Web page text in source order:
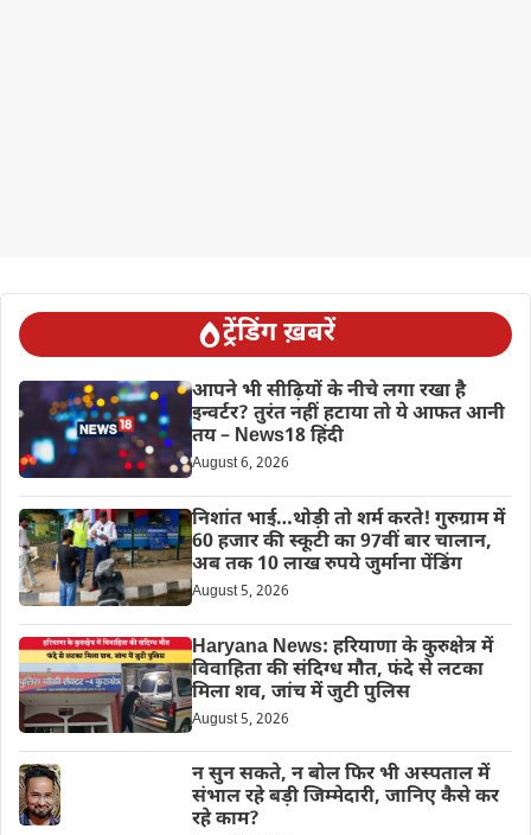
ट्रेंडिंग ख़बरें
आपने भी सीढ़ियों के नीचे लगा रखा है
इन्वर्टर? तुरंत नहीं हटाया तो ये आफत आनी
तय – News18 हिंदी
August 6, 2026
निशांत भाई…थोड़ी तो शर्म करते! गुरुग्राम में
60 हजार की स्कूटी का 97वीं बार चालान,
अब तक 10 लाख रुपये जुर्माना पेंडिंग
August 5, 2026
Haryana News: हरियाणा के कुरुक्षेत्र में
विवाहिता की संदिग्ध मौत, फंदे से लटका
मिला शव, जांच में जुटी पुलिस
August 5, 2026
न सुन सकते, न बोल फिर भी अस्पताल में
संभाल रहे बड़ी जिम्मेदारी, जानिए कैसे कर
रहे काम?